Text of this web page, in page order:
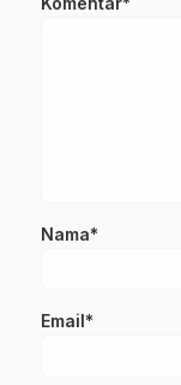
Nama*
Email*